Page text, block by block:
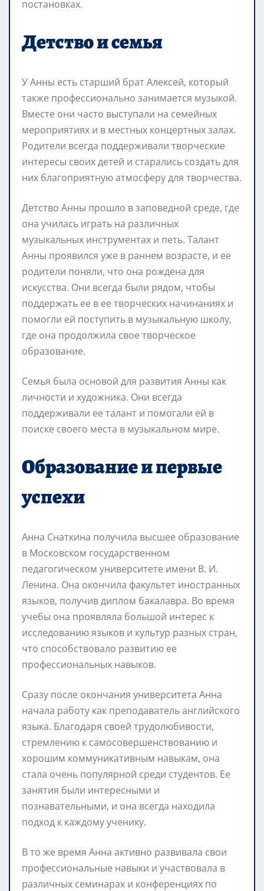
постановках.
Детство и семья
У Анны есть старший брат Алексей, который
также профессионально занимается музыкой.
Вместе они часто выступали на семейных
мероприятиях и в местных концертных залах.
Родители всегда поддерживали творческие
интересы своих детей и старались создать для
них благоприятную атмосферу для творчества.
Детство Анны прошло в заповедной среде, где
она училась играть на различных
музыкальных инструментах и петь. Талант
Анны проявился уже в раннем возрасте, и ее
родители поняли, что она рождена для
искусства. Они всегда были рядом, чтобы
поддержать ее в ее творческих начинаниях и
помогли ей поступить в музыкальную школу,
где она продолжила свое творческое
образование.
Семья была основой для развития Анны как
личности и художника. Они всегда
поддерживали ее талант и помогали ей в
поиске своего места в музыкальном мире.
Образование и первые
успехи
Анна Снаткина получила высшее образование
в Московском государственном
педагогическом университете имени В. И.
Ленина. Она окончила факультет иностранных
языков, получив диплом бакалавра. Во время
учебы она проявляла большой интерес к
исследованию языков и культур разных стран,
что способствовало развитию ее
профессиональных навыков.
Сразу после окончания университета Анна
начала работу как преподаватель английского
языка. Благодаря своей трудолюбивости,
стремлению к самосовершенствованию и
хорошим коммуникативным навыкам, она
стала очень популярной среди студентов. Ее
занятия были интересными и
познавательными, и она всегда находила
подход к каждому ученику.
В то же время Анна активно развивала свои
профессиональные навыки и участвовала в
различных семинарах и конференциях по